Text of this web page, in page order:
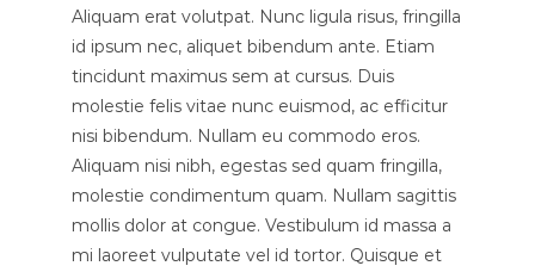
Aliquam erat volutpat. Nunc ligula risus, fringilla
id ipsum nec, aliquet bibendum ante. Etiam
tincidunt maximus sem at cursus. Duis
molestie felis vitae nunc euismod, ac efficitur
nisi bibendum. Nullam eu commodo eros.
Aliquam nisi nibh, egestas sed quam fringilla,
molestie condimentum quam. Nullam sagittis
mollis dolor at congue. Vestibulum id massa a
mi laoreet vulputate vel id tortor. Quisque et